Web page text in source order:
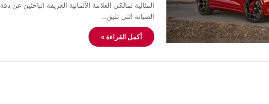
المثالية لمالكي العلامة الألمانية العريقة الباحثين عن دقة
الصيانة التي تليق…
أكمل القراءة »